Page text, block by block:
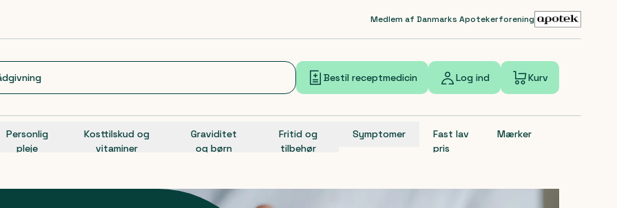
Medlem af Danmarks Apotekerforening
Bestil receptmedicin Log ind Kurv
Personlig
pleje
Kosttilskud og
vitaminer
Graviditet
og børn
Fritid og
tilbehør
Symptomer
Fast lav
pris
Mærker